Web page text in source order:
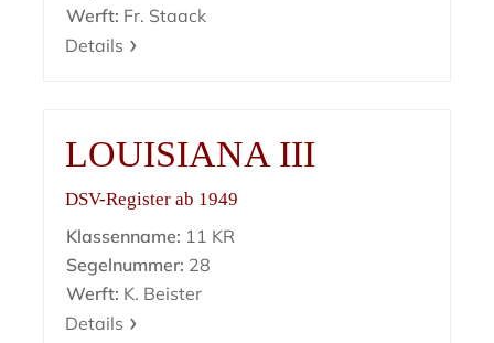
Werft: Fr. Staack
Details
LOUISIANA III
DSV-Register ab 1949
Klassenname: 11 KR
Segelnummer: 28
Werft: K. Beister
Details